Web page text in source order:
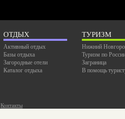
ОТДЫХ
Активный отдых
Базы отдыха
Загородные отели
Каталог отдыха
ТУРИЗМ
Нижний
Туризм по
Заграница
В помощь
Контакты